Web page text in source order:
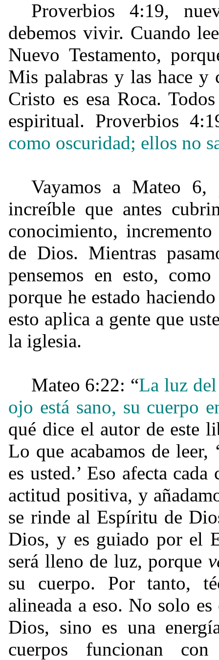
Proverbios 4:19,
debemos vivir. Cuando
Nuevo Testamento,
Mis palabras y las hace y
Cristo es esa Roca.
espiritual. Proverbios
como oscuridad; ellos no
Vayamos a Mateo
increíble que antes
conocimiento,
de Dios. Mientras
pensemos en esto,
porque he estado
esto aplica a gente que
la iglesia.
Mateo 6:22: “La luz
ojo está sano, su cuerpo
qué dice el autor de este
Lo que acabamos de leer,
es usted.’ Eso afecta
actitud positiva, y
se rinde al Espíritu de
Dios, y es guiado por el
será lleno de luz, porque
su cuerpo. Por tanto,
alineada a eso. No solo
Dios, sino es una
cuerpos funcionan